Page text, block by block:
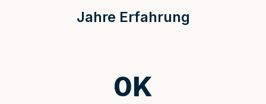
Jahre Erfahrung
0K